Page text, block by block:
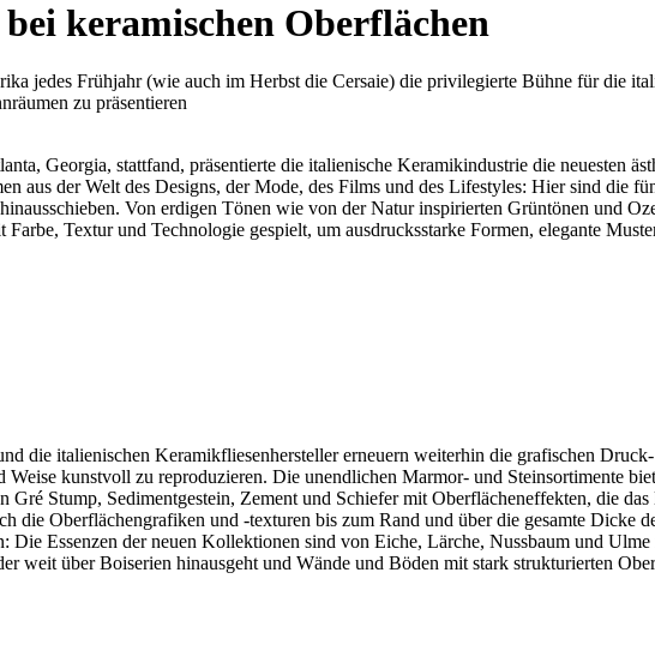
keramischen Oberflächen
jedes Frühjahr (wie auch im Herbst die Cersaie) die privilegierte Bühne für die
zu präsentieren
Georgia, stattfand, präsentierte die italienische Keramikindustrie die neuesten
aus der Welt des Designs, der Mode, des Films und des Lifestyles: Hier sind die
Von erdigen Tönen wie von der Natur inspirierten Grüntönen und
Textur und Technologie gespielt, um ausdrucksstarke Formen, elegante
die italienischen Keramikfliesenhersteller erneuern weiterhin die grafischen
kunstvoll zu reproduzieren. Die unendlichen Marmor- und Steinsortimente
Stump, Sedimentgestein, Zement und Schiefer mit Oberflächeneffekten, die
die Oberflächengrafiken und -texturen bis zum Rand und über die gesamte Dicke
Essenzen der neuen Kollektionen sind von Eiche, Lärche, Nussbaum und
weit über Boiserien hinausgeht und Wände und Böden mit stark strukturierten